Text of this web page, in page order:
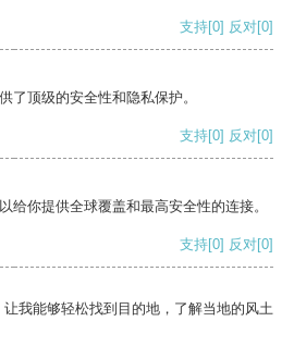
支持[0] 反对[0]
了顶级的安全性和隐私保护。
支持[0] 反对[0]
给你提供全球覆盖和最高安全性的连接。
支持[0] 反对[0]
我能够轻松找到目的地，了解当地的风土